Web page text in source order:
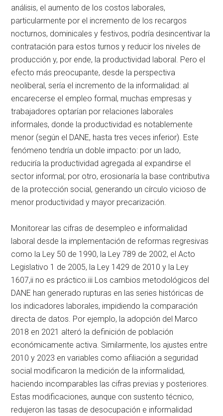
análisis, el aumento de los costos laborales,
particularmente por el incremento de los recargos
nocturnos, dominicales y festivos, podría desincentivar la
contratación para estos turnos y reducir los niveles de
producción y, por ende, la productividad laboral. Pero el
efecto más preocupante, desde la perspectiva
neoliberal, sería el incremento de la informalidad: al
encarecerse el empleo formal, muchas empresas y
trabajadores optarían por relaciones laborales
informales, donde la productividad es notablemente
menor (según el DANE, hasta tres veces inferior). Este
fenómeno tendría un doble impacto: por un lado,
reduciría la productividad agregada al expandirse el
sector informal; por otro, erosionaría la base contributiva
de la protección social, generando un círculo vicioso de
menor productividad y mayor precarización.
Monitorear las cifras de desempleo e informalidad
laboral desde la implementación de reformas regresivas
como la Ley 50 de 1990, la Ley 789 de 2002, el Acto
Legislativo 1 de 2005, la Ley 1429 de 2010 y la Ley
1607,ii no es práctico.iii Los cambios metodológicos del
DANE han generado rupturas en las series históricas de
los indicadores laborales, impidiendo la comparación
directa de datos. Por ejemplo, la adopción del Marco
2018 en 2021 alteró la definición de población
económicamente activa. Similarmente, los ajustes entre
2010 y 2023 en variables como afiliación a seguridad
social modificaron la medición de la informalidad,
haciendo incomparables las cifras previas y posteriores.
Estas modificaciones, aunque con sustento técnico,
redujeron las tasas de desocupación e informalidad